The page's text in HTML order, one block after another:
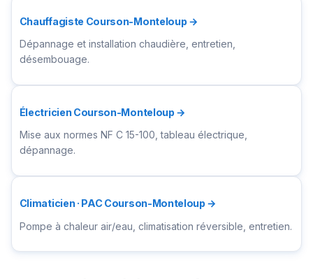
Chauffagiste Courson-Monteloup →
Dépannage et installation chaudière, entretien,
désembouage.
Électricien Courson-Monteloup →
Mise aux normes NF C 15-100, tableau électrique,
dépannage.
Climaticien · PAC Courson-Monteloup →
Pompe à chaleur air/eau, climatisation réversible, entretien.